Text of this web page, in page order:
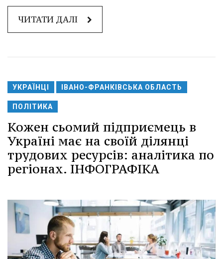
ЧИТАТИ ДАЛІ
УКРАЇНЦІ ІВАНО-ФРАНКІВСЬКА ОБЛАСТЬ
ПОЛІТИКА
Кожен сьомий підприємець в
Україні має на своїй ділянці
трудових ресурсів: аналітика по
регіонах. ІНФОГРАФІКА